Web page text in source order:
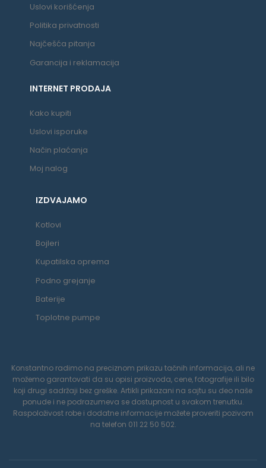
Uslovi korišćenja
Politika privatnosti
Najčešća pitanja
Garancija i reklamacija
INTERNET PRODAJA
Kako kupiti
Uslovi isporuke
Način plaćanja
Moj nalog
IZDVAJAMO
Kotlovi
Bojleri
Kupatilska oprema
Podno grejanje
Baterije
Toplotne pumpe
Konstantno radimo na preciznom prikazu tačnih informacija, ali ne
možemo garantovati da su opisi proizvoda, cene, fotografije ili bilo
koji drugi sadržaji bez greške. Artikli prikazani na sajtu su deo naše
ponude i ne podrazumeva se dostupnost u svakom trenutku.
Raspoloživost robe i dodatne informacije možete proveriti pozivom
na telefon 011 22 50 502.